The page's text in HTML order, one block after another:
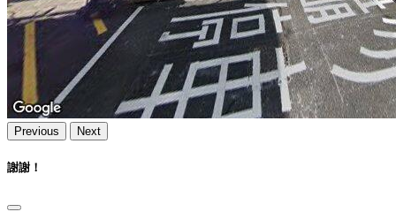
Previous Next
謝謝！